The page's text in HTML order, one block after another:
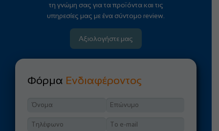
τη γνώμη σας για τα προϊόντα και τις
υπηρεσίες μας με ένα σύντομο review.
Αξιολογήστε μας
Φόρμα Ενδιαφέροντος